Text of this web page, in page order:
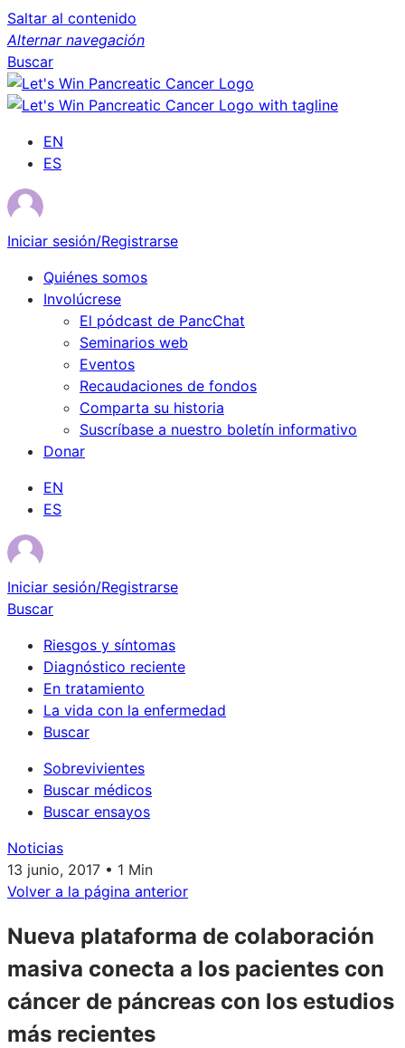
Saltar al contenido
Alternar navegación
Buscar
EN
ES
Iniciar sesión/Registrarse
Quiénes somos
Involúcrese
El pódcast de PancChat
Seminarios web
Eventos
Recaudaciones de fondos
Comparta su historia
Suscríbase a nuestro boletín informativo
Donar
EN
ES
Iniciar sesión/Registrarse
Buscar
Riesgos y síntomas
Diagnóstico reciente
En tratamiento
La vida con la enfermedad
Buscar
Sobrevivientes
Buscar médicos
Buscar ensayos
Noticias
13 junio, 2017 • 1 Min
Volver a la página anterior
Nueva plataforma de colaboración
masiva conecta a los pacientes con
cáncer de páncreas con los estudios
más recientes